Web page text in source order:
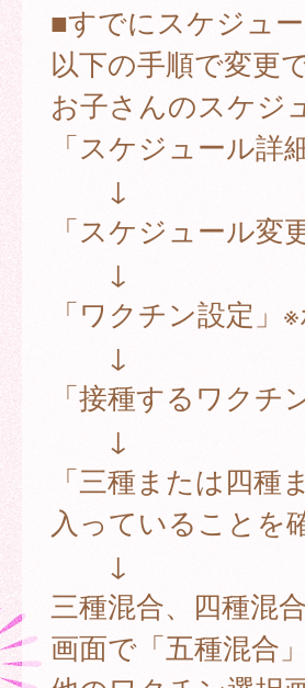
■すでにスケジュ
以下の手順で変更
お子さんのスケジ
「スケジュール詳
↓
「スケジュール変
↓
「ワクチン設定
↓
「接種するワクチ
↓
「三種または四
入っていることを
↓
三種混合、四種混
画面で「五種混合